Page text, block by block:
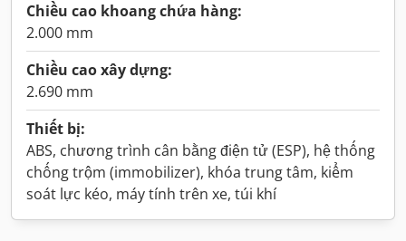
Chiều cao khoang chứa hàng:
2.000 mm
Chiều cao xây dựng:
2.690 mm
Thiết bị:
ABS, chương trình cân bằng điện tử (ESP), hệ thống
chống trộm (immobilizer), khóa trung tâm, kiểm
soát lực kéo, máy tính trên xe, túi khí